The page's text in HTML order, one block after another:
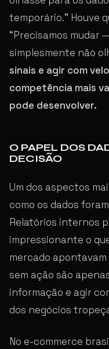
temporário.” Houve
“Precisamos mudar
simplesmente não
sinais e agir com
competência mais
pode desenvolver.
O PAPEL DOS
DECISÃO
Um dos aspectos
como os dados
Relatórios internos
impressionante o
mercado
sem ação são
informação e agir
dos negócios
No e-commerce